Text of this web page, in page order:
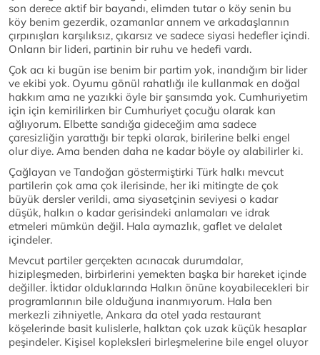
son derece aktif bir bayandı, elimden tutar o köy senin bu
köy benim gezerdik, ozamanlar annem ve arkadaşlarının
çırpınışları karşılıksız, çıkarsız ve sadece siyasi hedefler içindi.
Onların bir lideri, partinin bir ruhu ve hedefi vardı.
Çok acı ki bugün ise benim bir partim yok, inandığım bir lider
ve ekibi yok. Oyumu gönül rahatlığı ile kullanmak en doğal
hakkım ama ne yazıkki öyle bir şansımda yok. Cumhuriyetim
için için kemirilirken bir Cumhuriyet çocuğu olarak kan
ağlıyorum. Elbette sandığa gideceğim ama sadece
çaresizliğin yarattığı bir tepki olarak, birilerine belki engel
olur diye. Ama benden daha ne kadar böyle oy alabilirler ki.
Çağlayan ve Tandoğan göstermiştirki Türk halkı mevcut
partilerin çok ama çok ilerisinde, her iki mitingte de çok
büyük dersler verildi, ama siyasetçinin seviyesi o kadar
düşük, halkın o kadar gerisindeki anlamaları ve idrak
etmeleri mümkün değil. Hala aymazlık, gaflet ve delalet
içindeler.
Mevcut partiler gerçekten acınacak durumdalar,
hizipleşmeden, birbirlerini yemekten başka bir hareket içinde
değiller. İktidar olduklarında Halkın önüne koyabilecekleri bir
programlarının bile olduğuna inanmıyorum. Hala ben
merkezli zihniyetle, Ankara da otel yada restaurant
köşelerinde basit kulislerle, halktan çok uzak küçük hesaplar
peşindeler. Kişisel kopleksleri birleşmelerine bile engel oluyor